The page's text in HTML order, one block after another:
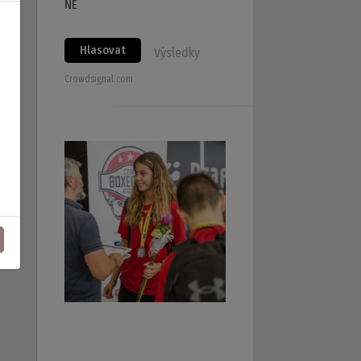
NE
Hlasovat Výsledky
Crowdsignal.com